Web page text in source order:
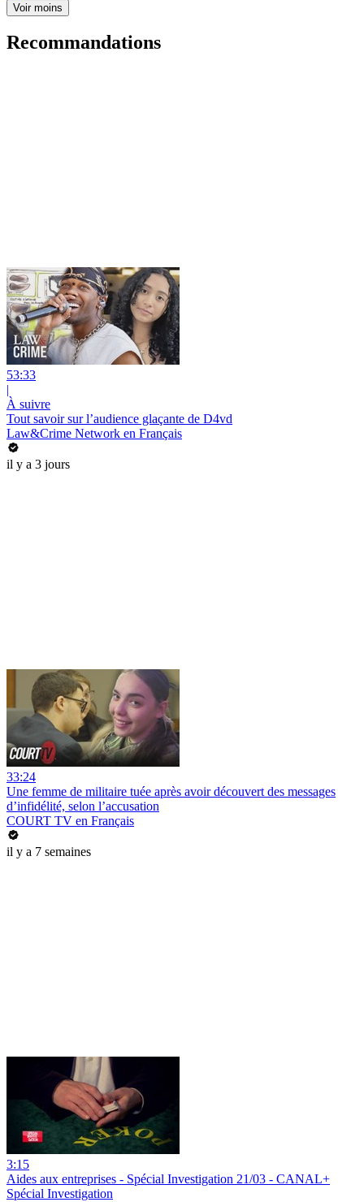
Voir moins
Recommandations
53:33
|
À suivre
Tout savoir sur l’audience glaçante de D4vd
Law&Crime Network en Français
il y a 3 jours
33:24
Une femme de militaire tuée après avoir découvert des messages
d’infidélité, selon l’accusation
COURT TV en Français
il y a 7 semaines
3:15
Aides aux entreprises - Spécial Investigation 21/03 - CANAL+
Spécial Investigation